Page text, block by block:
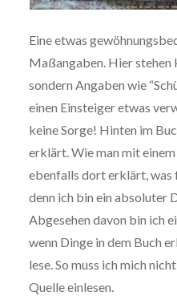
Eine etwas
Maßangaben. Hier stehen
sondern Angaben wie
einen Einsteiger etwas
keine Sorge! Hinten im
erklärt. Wie man mit
ebenfalls dort erklärt, was
denn ich bin ein absoluter
Abgesehen davon bin ich
wenn Dinge in dem Buch
lese. So muss ich mich
Quelle einlesen.